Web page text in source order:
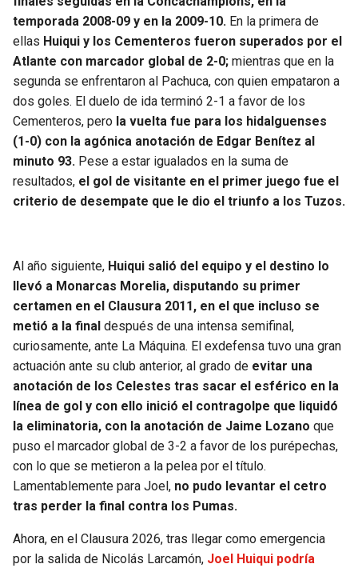
temporada 2008-09 y en la 2009-10. En la primera de
ellas Huiqui y los Cementeros fueron superados por el
Atlante con marcador global de 2-0; mientras que en la
segunda se enfrentaron al Pachuca, con quien empataron a
dos goles. El duelo de ida terminó 2-1 a favor de los
Cementeros, pero la vuelta fue para los hidalguenses
(1-0) con la agónica anotación de Edgar Benítez al
minuto 93. Pese a estar igualados en la suma de
resultados, el gol de visitante en el primer juego fue el
criterio de desempate que le dio el triunfo a los Tuzos.
Al año siguiente, Huiqui salió del equipo y el destino lo
llevó a Monarcas Morelia, disputando su primer
certamen en el Clausura 2011, en el que incluso se
metió a la final después de una intensa semifinal,
curiosamente, ante La Máquina. El exdefensa tuvo una gran
actuación ante su club anterior, al grado de evitar una
anotación de los Celestes tras sacar el esférico en la
línea de gol y con ello inició el contragolpe que liquidó
la eliminatoria, con la anotación de Jaime Lozano que
puso el marcador global de 3-2 a favor de los purépechas,
con lo que se metieron a la pelea por el título.
Lamentablemente para Joel, no pudo levantar el cetro
tras perder la final contra los Pumas.
Ahora, en el Clausura 2026, tras llegar como emergencia
por la salida de Nicolás Larcamón, Joel Huiqui podría